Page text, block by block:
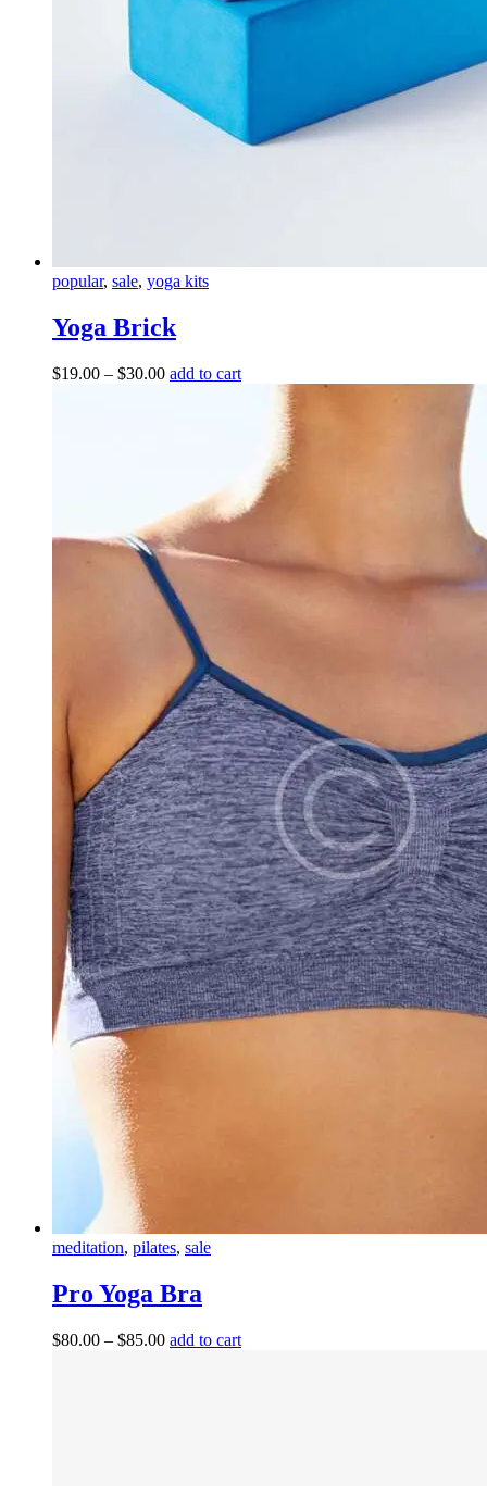
popular, sale, yoga kits
Yoga Brick
$19.00 – $30.00 add to cart
meditation, pilates, sale
Pro Yoga Bra
$80.00 – $85.00 add to cart